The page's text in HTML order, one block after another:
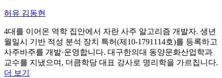
허유 김동현
4대를 이어온 역학 집안에서 자란 사주 알고리즘 개발자. 생년
월일시 기반 적성 분석 장치 특허(제10-1791114호)를 등록하고
사주바주를 개발·운영합니다. 대구한의대 동양문화산업학과
교수를 지냈으며, 더큼학당 대표 강사로 명리학을 가르칩니다.
더 보기